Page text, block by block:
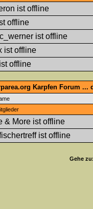
Karpfen Forum ...
Gehe zu: